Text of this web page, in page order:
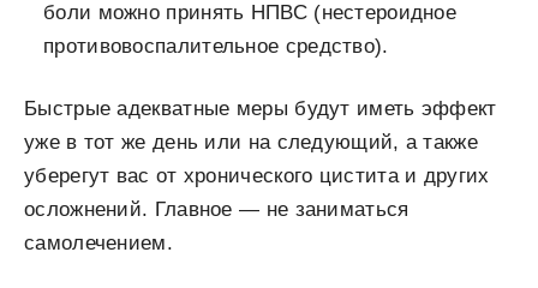
боли можно принять НПВС (нестероидное
противовоспалительное средство).
Быстрые адекватные меры будут иметь эффект
уже в тот же день или на следующий, а также
уберегут вас от хронического цистита и других
осложнений. Главное — не заниматься
самолечением.